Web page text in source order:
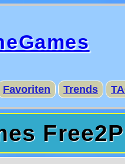
Favoriten Trends